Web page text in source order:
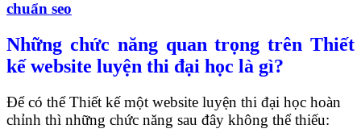
chuẩn seo
Những chức năng quan trọng trên Thiết
kế website luyện thi đại học là gì?
Để có thể Thiết kế một website luyện thi đại học hoàn
chỉnh thì những chức năng sau đây không thể thiếu: